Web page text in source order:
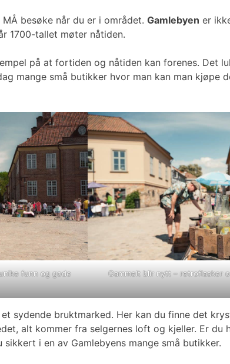
besøke når du er i området. Gamlebyen er
1700-tallet møter nåtiden.
på at fortiden og nåtiden kan forenes. Det
mange små butikker hvor man kan man kjøpe
funn og gode
Gammelt blir nytt – retroflasker
sydende bruktmarked. Her kan du finne det
alt kommer fra selgernes loft og kjeller. Er du
i en av Gamlebyens mange små butikker.